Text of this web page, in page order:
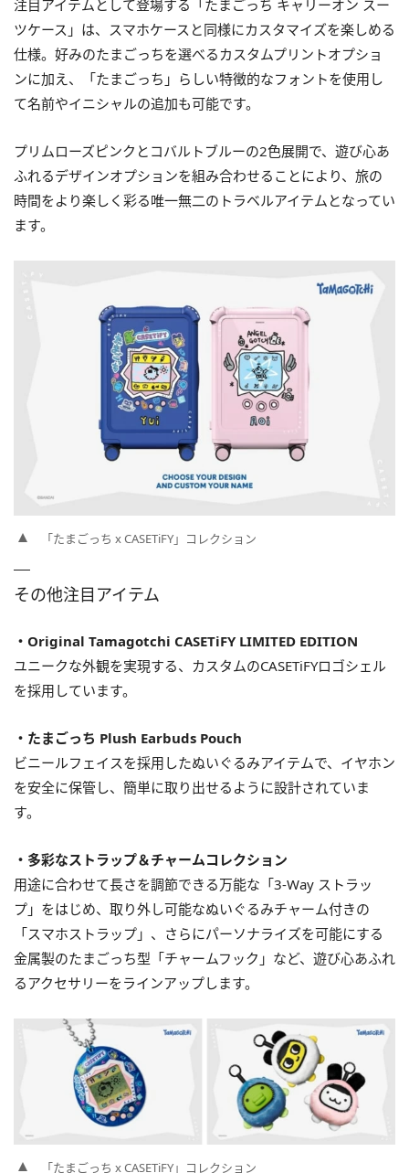
注目アイテムとして登場する「たまごっち キャリーオン スー
ツケース」は、スマホケースと同様にカスタマイズを楽しめる
仕様。好みのたまごっちを選べるカスタムプリントオプショ
ンに加え、「たまごっち」らしい特徴的なフォントを使用し
て名前やイニシャルの追加も可能です。
プリムローズピンクとコバルトブルーの2色展開で、遊び心あ
ふれるデザインオプションを組み合わせることにより、旅の
時間をより楽しく彩る唯一無二のトラベルアイテムとなってい
ます。
「たまごっち x CASETiFY」コレクション
その他注目アイテム
・Original Tamagotchi CASETiFY LIMITED EDITION
ユニークな外観を実現する、カスタムのCASETiFYロゴシェル
を採用しています。
・たまごっち Plush Earbuds Pouch
ビニールフェイスを採用したぬいぐるみアイテムで、イヤホン
を安全に保管し、簡単に取り出せるように設計されていま
す。
・多彩なストラップ＆チャームコレクション
用途に合わせて長さを調節できる万能な「3-Way ストラッ
プ」をはじめ、取り外し可能なぬいぐるみチャーム付きの
「スマホストラップ」、さらにパーソナライズを可能にする
金属製のたまごっち型「チャームフック」など、遊び心あふれ
るアクセサリーをラインアップします。
「たまごっち x CASETiFY」コレクション